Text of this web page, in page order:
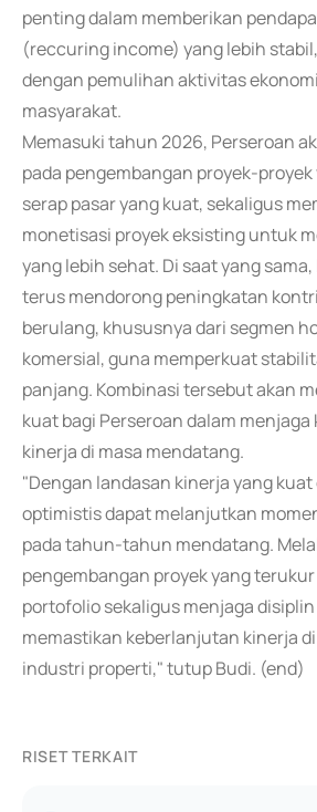
penting dalam memberikan
(reccuring income) yang lebih
dengan pemulihan aktivitas
masyarakat.
Memasuki tahun 2026, Perseroan
pada pengembangan proyek-
serap pasar yang kuat, sekaligus
monetisasi proyek eksisting untuk
yang lebih sehat. Di saat yang
terus mendorong peningkatan
berulang, khususnya dari segmen
komersial, guna memperkuat
panjang. Kombinasi tersebut akan
kuat bagi Perseroan dalam
kinerja di masa mendatang.
"Dengan landasan kinerja yang kuat
optimistis dapat melanjutkan
pada tahun-tahun mendatang.
pengembangan proyek yang
portofolio sekaligus menjaga
memastikan keberlanjutan kinerja
industri properti," tutup Budi. (end)
RISET TERKAIT